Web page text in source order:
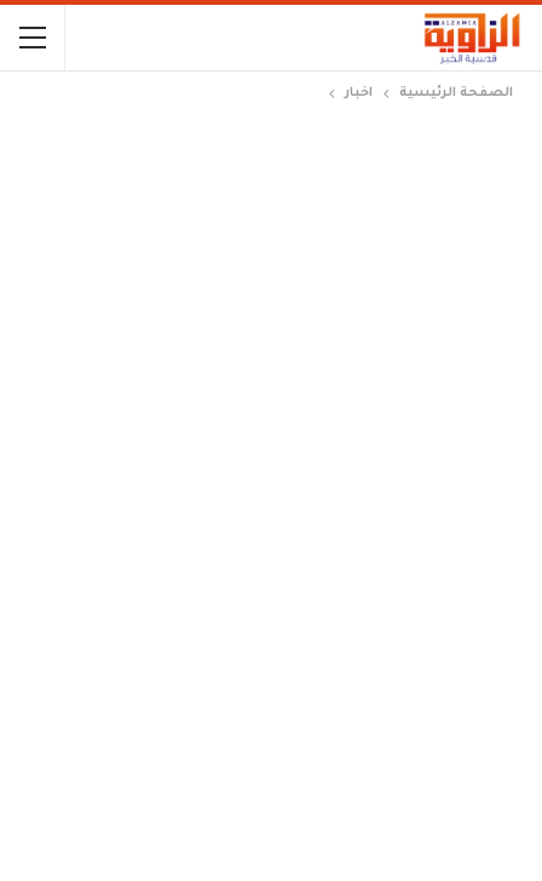
الصفحة الرئيسية اخبار